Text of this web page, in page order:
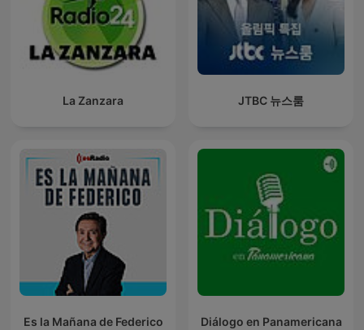
La Zanzara JTBC 뉴스룸
Es la Mañana de Federico Diálogo en Panamericana